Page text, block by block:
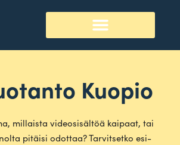
Kuopio
mil­laista video­si­sältöä kaipaat, tai
pitäisi odottaa? Tar­vit­setko esi­